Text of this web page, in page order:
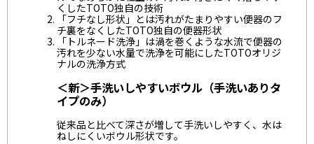
くしたTOTO独自の技術
「フチなし形状」とは汚れがたまりやすい便器のフ
チ裏をなくしたTOTO独自の便器形状
「トルネード洗浄」は渦を巻くような水流で便器の
汚れを少ない水量で洗浄を可能にしたTOTOオリジ
ナルの洗浄方式
＜新＞手洗いしやすいボウル（手洗いありタ
イプのみ）
従来品と比べて深さが増して手洗いしやすく、水は
ねしにくいボウル形状です。